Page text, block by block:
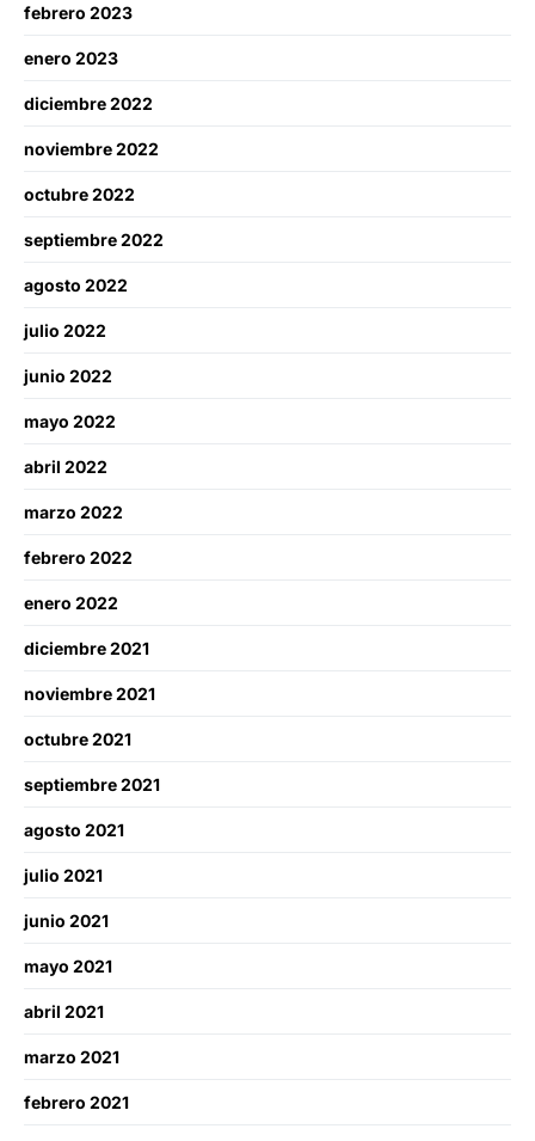
febrero 2023
enero 2023
diciembre 2022
noviembre 2022
octubre 2022
septiembre 2022
agosto 2022
julio 2022
junio 2022
mayo 2022
abril 2022
marzo 2022
febrero 2022
enero 2022
diciembre 2021
noviembre 2021
octubre 2021
septiembre 2021
agosto 2021
julio 2021
junio 2021
mayo 2021
abril 2021
marzo 2021
febrero 2021